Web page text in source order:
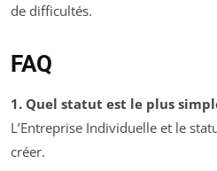
de difficultés.
FAQ
1. Quel statut est le plus
L’Entreprise Individuelle et le
créer.